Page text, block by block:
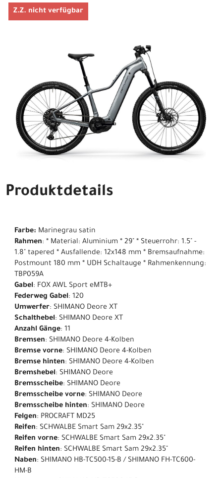
Z.Z. nicht verfügbar
Produktdetails
Farbe: Marinegrau satin
Rahmen: * Material: Aluminium * 29" * Steuerrohr: 1.5" -
1.8" tapered * Ausfallende: 12x148 mm * Bremsaufnahme:
Postmount 180 mm * UDH Schaltauge * Rahmenkennung:
TBP059A
Gabel: FOX AWL Sport eMTB+
Federweg Gabel: 120
Umwerfer: SHIMANO Deore XT
Schalthebel: SHIMANO Deore XT
Anzahl Gänge: 11
Bremsen: SHIMANO Deore 4-Kolben
Bremse vorne: SHIMANO Deore 4-Kolben
Bremse hinten: SHIMANO Deore 4-Kolben
Bremshebel: SHIMANO Deore
Bremsscheibe: SHIMANO Deore
Bremsscheibe vorne: SHIMANO Deore
Bremsscheibe hinten: SHIMANO Deore
Felgen: PROCRAFT MD25
Reifen: SCHWALBE Smart Sam 29x2.35"
Reifen vorne: SCHWALBE Smart Sam 29x2.35"
Reifen hinten: SCHWALBE Smart Sam 29x2.35"
Naben: SHIMANO HB-TC500-15-B / SHIMANO FH-TC600-
HM-B